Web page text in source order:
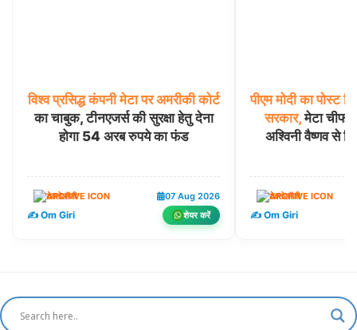
विश्व प्रसिद्ध कंपनी मेटा पर अमरीकी कोर्ट
का चाबुक, टीनएजर्स की सुरक्षा हेतु देना
होगा 54 अरब रुपये का फंड
टेक्नोलॉजी 07 Aug 2026
✍️ Om Giri शेयर करें
पीएम मोदी का पोस्ट
सरकार,मेटा चीफ
अश्विनी वैष्णव से
टेक्नोलॉजी
✍️ Om Giri